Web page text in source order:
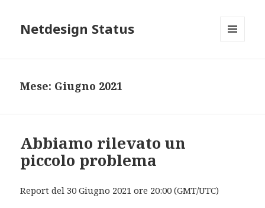
Netdesign Status
Mese: Giugno 2021
Abbiamo rilevato un
piccolo problema
Report del 30 Giugno 2021 ore 20:00 (GMT/UTC)